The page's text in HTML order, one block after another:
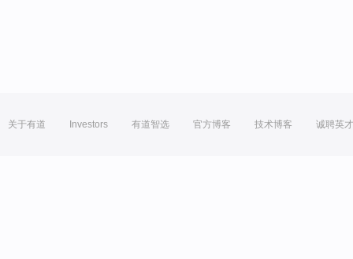
关于有道 Investors 有道智选 官方博客 技术博客 诚聘英才